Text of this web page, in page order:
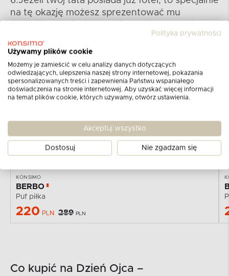
na tę okazję możesz sprezentować mu
mógł się wygodnie rozsiąść, to teraz także
wyciągnąć swobodnie nogi i rozkoszować się
chwilą dla siebie
W MAGAZYNIE -24%
KONSIMO
BERBO
Puf piłka
220 PLN 289 PLN
Co kupić na Dzień Ojca –
Polityka prywatności
Używamy plików cookie
Możemy je zamieścić w celu analizy danych dotyczących
odwiedzających, ulepszenia naszej strony internetowej, pokazania
spersonalizowanych treści i zapewnienia Państwu wspaniałego
doświadczenia na stronie internetowej. Aby uzyskać więcej informacji
na temat plików cookie, których używamy, otwórz ustawienia.
Akceptuj wszystko
Dostosuj Nie zgadzam się